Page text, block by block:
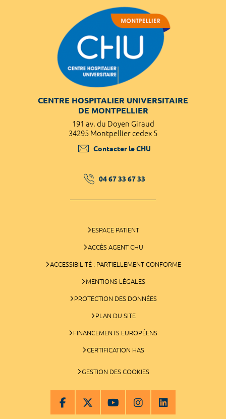
CENTRE HOSPITALIER UNIVERSITAIRE
DE MONTPELLIER
191 av. du Doyen Giraud
34295 Montpellier cedex 5
Contacter le CHU
04 67 33 67 33
ESPACE PATIENT
ACCÈS AGENT CHU
ACCESSIBILITÉ : PARTIELLEMENT CONFORME
MENTIONS LÉGALES
PROTECTION DES DONNÉES
PLAN DU SITE
FINANCEMENTS EUROPÉENS
CERTIFICATION HAS
GESTION DES COOKIES